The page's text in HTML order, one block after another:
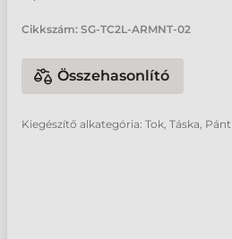
Cikkszám: SG-TC2L-ARMNT-02
Összehasonlító
Kiegészítő alkategória: Tok, Táska, Pánt